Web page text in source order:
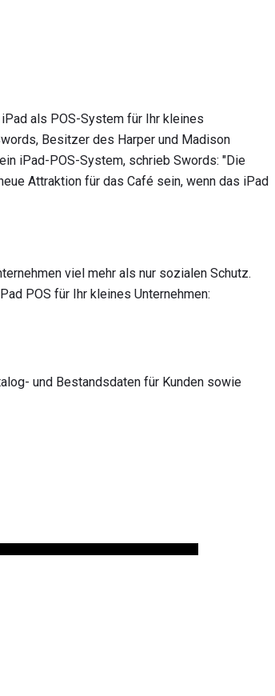
als POS-System für Ihr kleines
Besitzer des Harper und Madison
iPad-POS-System, schrieb Swords: "Die
Attraktion für das Café sein, wenn das iPad
viel mehr als nur sozialen Schutz.
POS für Ihr kleines Unternehmen:
und Bestandsdaten für Kunden sowie